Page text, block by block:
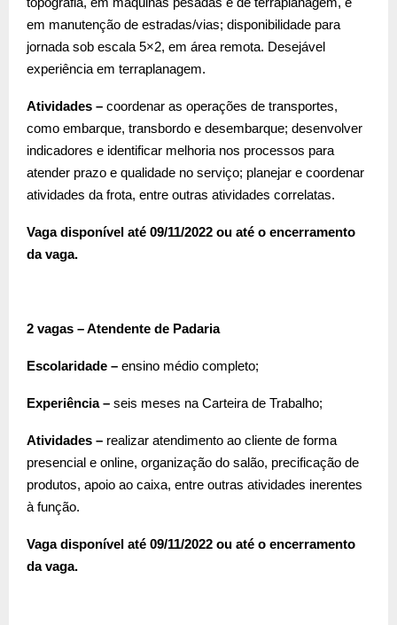
em manutenção de estradas/vias; disponibilidade para
jornada sob escala 5×2, em área remota. Desejável
experiência em terraplanagem.
Atividades – coordenar as operações de transportes,
como embarque, transbordo e desembarque; desenvolver
indicadores e identificar melhoria nos processos para
atender prazo e qualidade no serviço; planejar e coordenar
atividades da frota, entre outras atividades correlatas.
Vaga disponível até 09/11/2022 ou até o encerramento
da vaga.
2 vagas – Atendente de Padaria
Escolaridade – ensino médio completo;
Experiência – seis meses na Carteira de Trabalho;
Atividades – realizar atendimento ao cliente de forma
presencial e online, organização do salão, precificação de
produtos, apoio ao caixa, entre outras atividades inerentes
à função.
Vaga disponível até 09/11/2022 ou até o encerramento
da vaga.